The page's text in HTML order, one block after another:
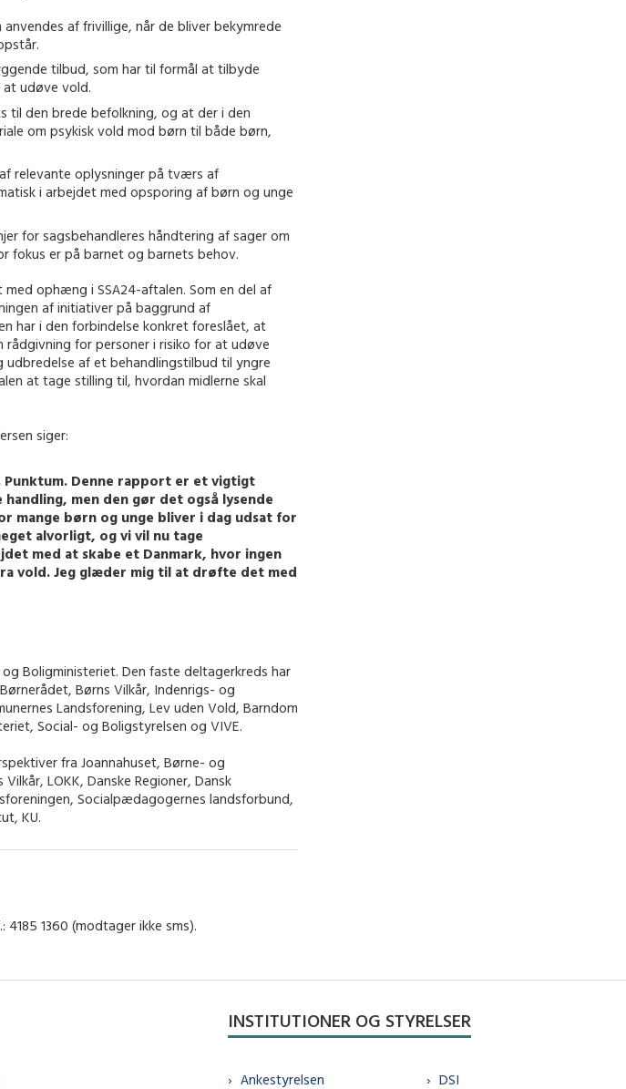
af frivillige, når de bliver bekymrede
tilbud, som har til formål at tilbyde
udøve vold.
den brede befolkning, og at der i den
om psykisk vold mod børn til både børn,
relevante oplysninger på tværs af
i arbejdet med opsporing af børn og unge
for sagsbehandleres håndtering af sager om
fokus er på barnet og barnets behov.
ophæng i SSA24-aftalen. Som en del af
af initiativer på baggrund af
har i den forbindelse konkret foreslået, at
for personer i risiko for at udøve
af et behandlingstilbud til yngre
at tage stilling til, hvordan midlerne skal
siger:
Denne rapport er et vigtigt
men den gør det også lysende
mange børn og unge bliver i dag udsat for
alvorligt, og vi vil nu tage
med at skabe et Danmark, hvor ingen
vold. Jeg glæder mig til at drøfte det med
Boligministeriet. Den faste deltagerkreds har
Børns Vilkår, Indenrigs- og
Landsforening, Lev uden Vold, Barndom
Social- og Boligstyrelsen og VIVE.
fra Joannahuset, Børne- og
LOKK, Danske Regioner, Dansk
Socialpædagogernes landsforbund,
KU.
1360 (modtager ikke sms).
INSTITUTIONER OG STYRELSER
Ankestyrelsen DSI